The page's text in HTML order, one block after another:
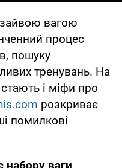
зайвою вагою
процес
пошуку
тренувань. На
і міфи про
розкриває
помилкові
набору ваги